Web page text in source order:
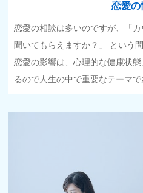
恋愛の
恋愛の相談は多いのですが、「
聞いてもらえますか？」 という
恋愛の影響は、心理的な健康状
るので人生の中で重要なテーマで